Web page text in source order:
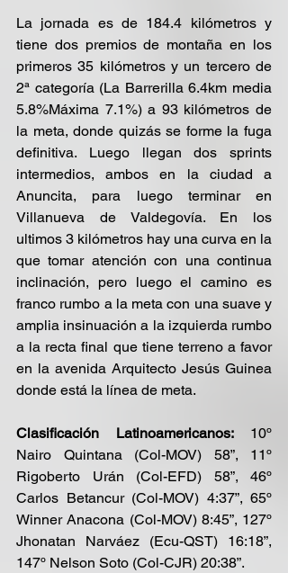
La jornada es de 184.4 kilómetros y
tiene dos premios de montaña en los
primeros 35 kilómetros y un tercero de
2ª categoría (La Barrerilla 6.4km media
5.8%Máxima 7.1%) a 93 kilómetros de
la meta, donde quizás se forme la fuga
definitiva. Luego llegan dos sprints
intermedios, ambos en la ciudad a
Anuncita, para luego terminar en
Villanueva de Valdegovía. En los
ultimos 3 kilómetros hay una curva en la
que tomar atención con una continua
inclinación, pero luego el camino es
franco rumbo a la meta con una suave y
amplia insinuación a la izquierda rumbo
a la recta final que tiene terreno a favor
en la avenida Arquitecto Jesús Guinea
donde está la línea de meta.
Clasificación Latinoamericanos: 10º
Nairo Quintana (Col-MOV) 58”, 11º
Rigoberto Urán (Col-EFD) 58”, 46º
Carlos Betancur (Col-MOV) 4:37”, 65º
Winner Anacona (Col-MOV) 8:45”, 127º
Jhonatan Narváez (Ecu-QST) 16:18”,
147º Nelson Soto (Col-CJR) 20:38”.